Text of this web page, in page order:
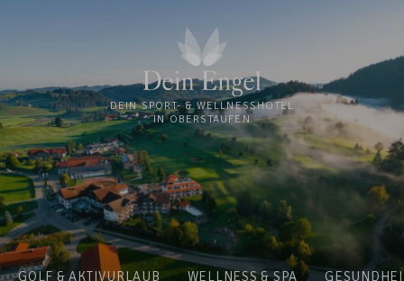
DEIN SPORT- & WELLNESSHOTEL
IN OBERSTAUFEN
GOLF & AKTIVURLAUB WELLNESS & SPA